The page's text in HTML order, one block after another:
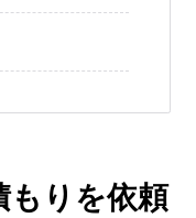
もりを依頼